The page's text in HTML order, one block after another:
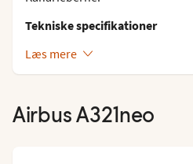
Tekniske specifikationer
Læs mere
Airbus A321neo